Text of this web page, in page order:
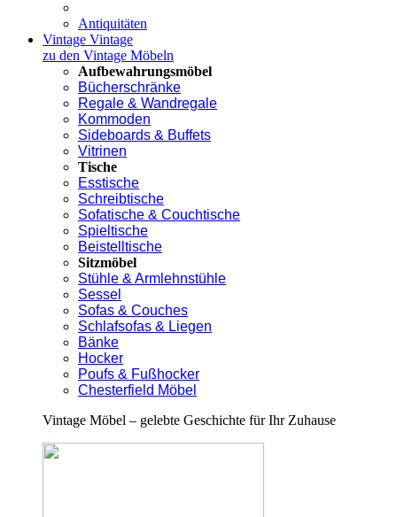
Antiquitäten
Vintage Vintage
zu den Vintage Möbeln
Aufbewahrungsmöbel
Bücherschränke
Regale & Wandregale
Kommoden
Sideboards & Buffets
Vitrinen
Tische
Esstische
Schreibtische
Sofatische & Couchtische
Spieltische
Beistelltische
Sitzmöbel
Stühle & Armlehnstühle
Sessel
Sofas & Couches
Schlafsofas & Liegen
Bänke
Hocker
Poufs & Fußhocker
Chesterfield Möbel
Vintage Möbel – gelebte Geschichte für Ihr Zuhause